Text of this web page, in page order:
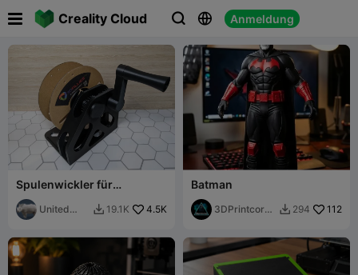
Creality Cloud   Anmeldung
 
Spulenwickler für
Filamente
United
 19.1K 4.5K
Batman
3DPrintcorne
 294 112